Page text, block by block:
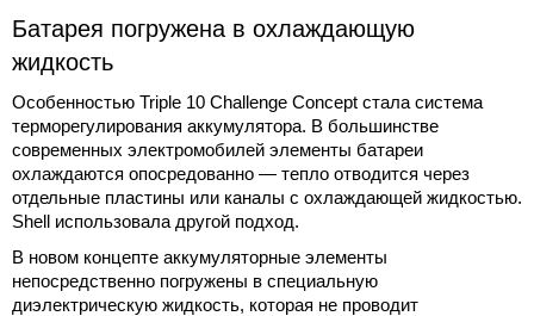
Батарея погружена в охлаждающую
жидкость
Особенностью Triple 10 Challenge Concept стала система
терморегулирования аккумулятора. В большинстве
современных электромобилей элементы батареи
охлаждаются опосредованно — тепло отводится через
отдельные пластины или каналы с охлаждающей жидкостью.
Shell использовала другой подход.
В новом концепте аккумуляторные элементы
непосредственно погружены в специальную
диэлектрическую жидкость, которая не проводит